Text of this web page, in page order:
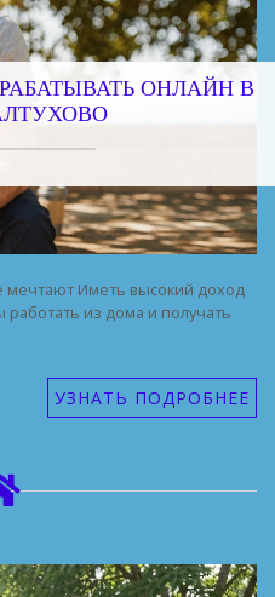
ОНЛАЙН В
мечтают Иметь высокий доход
из дома и получать
УЗНАТЬ ПОДРОБНЕЕ